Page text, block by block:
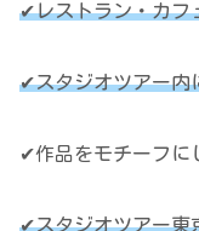
✔レストラン・カフ
✔スタジオツアー内
✔作品をモチーフに
✔スタジオツアー東